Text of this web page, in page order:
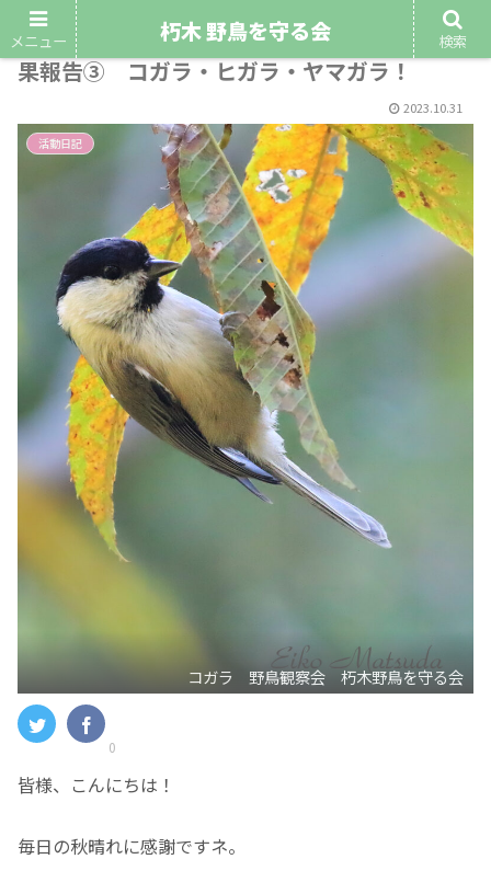
令和5年10月22日（日）第7回野鳥観察会の結
果報告③ コガラ・ヒガラ・ヤマガラ！
2023.10.31
活動日記
コガラ 野鳥観察会 朽木野鳥を守る会
0
皆様、こんにちは！
毎日の秋晴れに感謝ですネ。
メニュー 朽木 野鳥を守る会 検索